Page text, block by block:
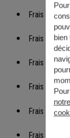
Frais
Frais
Frais MAIF
Frais
Frais
Frais
bien